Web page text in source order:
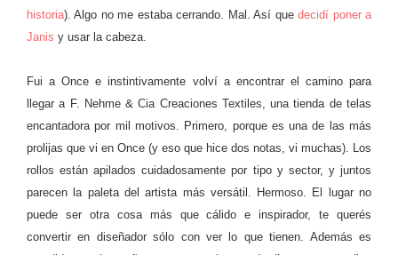
historia). Algo no me estaba cerrando. Mal. Así quedecidí poner a
Janis y usar la cabeza.
Fui a Once e instintivamente volví a encontrar el camino para
llegar a F. Nehme & Cia Creaciones Textiles, una tienda de telas
encantadora por mil motivos. Primero, porque es una de las más
prolijas que vi en Once (y eso que hice dos notas, vi muchas). Los
rollos están apilados cuidadosamente por tipo y sector, y juntos
parecen la paleta del artista más versátil. Hermoso. El lugar no
puede ser otra cosa más que cálido e inspirador, te querés
convertir en diseñador sólo con ver lo que tienen. Además es